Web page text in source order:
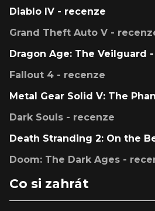
Diablo IV - recenze
Grand Theft Auto V -
Dragon Age: The Veilguard
Fallout 4 - recenze
Metal Gear Solid V: The
Dark Souls - recenze
Death Stranding 2: On the
Doom: The Dark Ages -
Co si zahrát